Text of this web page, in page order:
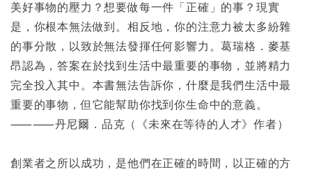
美好事物的壓力？想要做每一件「正確」的事？現實
是，你根本無法做到。相反地，你的注意力被太多紛雜
的事分散，以致於無法發揮任何影響力。葛瑞格．麥基
昂認為，答案在於找到生活中最重要的事物，並將精力
完全投入其中。本書無法告訴你，什麼是我們生活中最
重要的事物，但它能幫助你找到你生命中的意義。
⸺⸺丹尼爾．品克（《未來在等待的人才》作者）
創業者之所以成功，是他們在正確的時間，以正確的方